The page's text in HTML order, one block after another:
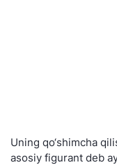
Uning qo‘shimcha
asosiy figurant deb